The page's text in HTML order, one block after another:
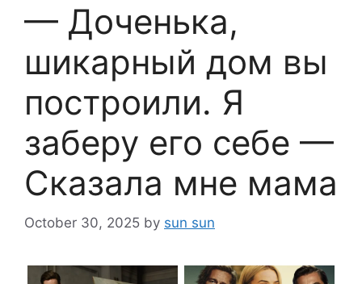
— Доченька,
шикарный дом вы
построили. Я
заберу его себе —
Сказала мне мама
October 30, 2025 by sun sun